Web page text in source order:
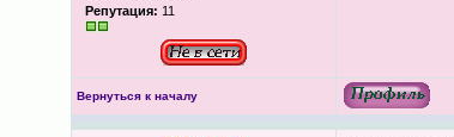
Репутация: 11
Вернуться к началу